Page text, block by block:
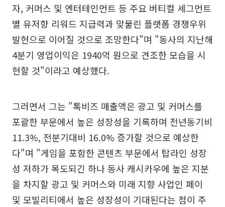
자, 커머스 및 엔터테인먼트 등 주요 버티컬 세그먼트
별 유저향 리워드 지급력과 맞물린 플랫폼 경쟁우위
발현으로 이어질 것으로 조망한다"며 "동사의 지난해
4분기 영업이익은 1940억 원으로 견조한 모습을 시
현할 것"이라고 예상했다.
그러면서 그는 "톡비즈 매출액은 광고 및 커머스를
포괄한 부문에서 높은 성장성을 기록하며 전년동기비
11.3%, 전분기대비 16.0% 증가할 것으로 예상한
다"며 "게임을 포함한 콘텐츠 부문에서 탑라인 성장
성 저하가 목도되긴 하나 동사 캐시카우에 높은 지분
을 차지할 광고 및 커머스와 미래 지향 사업인 페이
및 모빌리티에서 높은 성장성이 기대된다는 점이 주